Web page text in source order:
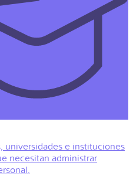
universidades e instituciones
necesitan administrar